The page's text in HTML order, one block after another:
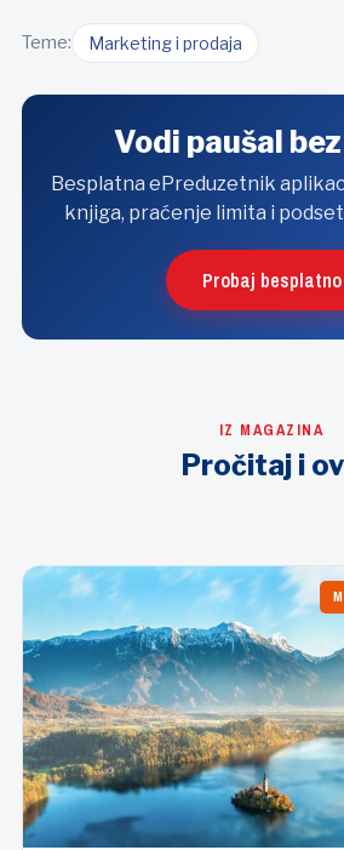
Teme: Marketing i prodaja
Vodi paušal
Besplatna ePreduzetnik
knjiga, praćenje limita i
Probaj besplatno
IZ MAGAZINA
Pročitaj i